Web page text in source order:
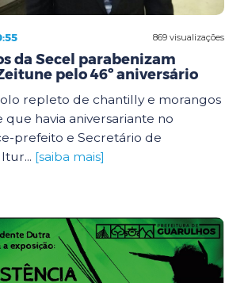
869 visualizações
da Secel parabenizam
pelo 46º aniversário
repleto de chantilly e morangos
que havia aniversariante no
prefeito e Secretário de
[saiba mais]